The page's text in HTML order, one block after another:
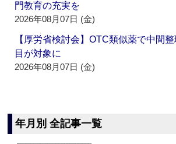
門教育の充実を
2026年08月07日 (金)
【厚労省検討会】OTC類似薬で中間
目が対象に
2026年08月07日 (金)
年月別 全記事一覧